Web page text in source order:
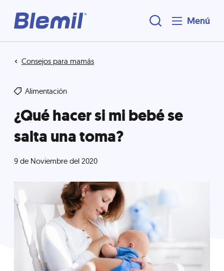
Menú
Consejos para mamás
Alimentación
¿Qué hacer si mi bebé se
salta una toma?
9 de Noviembre del 2020